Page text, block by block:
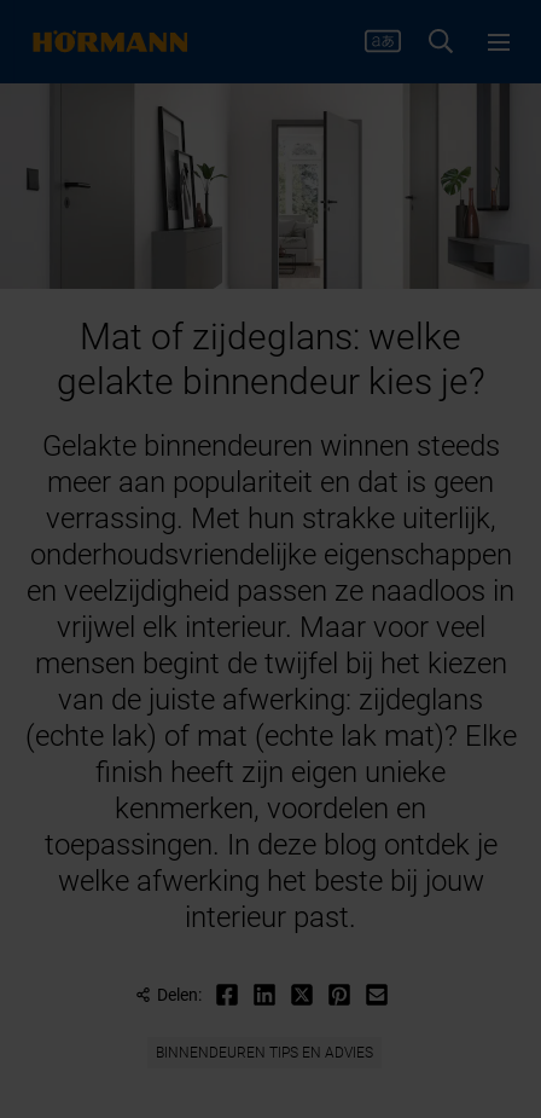
Mat of zijdeglans: welke
gelakte binnendeur kies je?
Gelakte binnendeuren winnen steeds
meer aan populariteit en dat is geen
verrassing. Met hun strakke uiterlijk,
onderhoudsvriendelijke eigenschappen
en veelzijdigheid passen ze naadloos in
vrijwel elk interieur. Maar voor veel
mensen begint de twijfel bij het kiezen
van de juiste afwerking: zijdeglans
(echte lak) of mat (echte lak mat)? Elke
finish heeft zijn eigen unieke
kenmerken, voordelen en
toepassingen. In deze blog ontdek je
welke afwerking het beste bij jouw
interieur past.
Delen:
BINNENDEUREN TIPS EN ADVIES